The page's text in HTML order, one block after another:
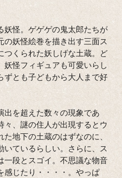
妖怪。ゲゲゲの鬼太郎たちが
の妖怪絵巻を描き出す三面ス
つくられた妖しげな土蔵。ど
妖怪フィギュアも可愛いらし
ずとも子どもから大人まで好
出を超えた数々の現象であ
々、謎の住人が出現するとウ
地下の土蔵のはずなのに、
いているらしい。さらに、ス
一段とスゴイ。不思議な物音
感じたり・・・・。やっぱ